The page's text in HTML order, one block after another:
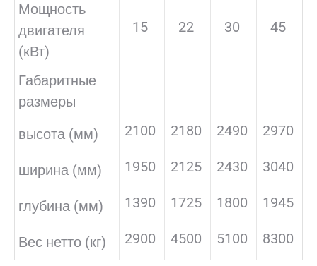
Мощность
двигателя
(кВт)
15 22 30 45
Габаритные
размеры
высота (мм)
2100 2180 2490 2970
ширина (мм) 1950 2125 2430 3040
глубина (мм) 1390 1725 1800 1945
Вес нетто (кг) 2900 4500 5100 8300